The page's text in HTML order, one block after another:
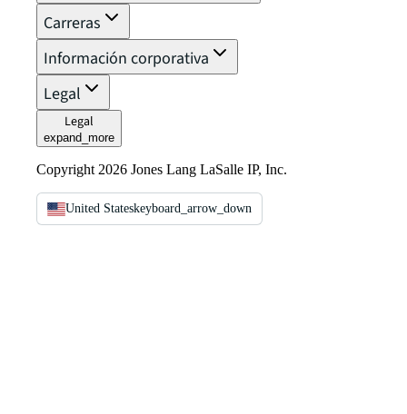
Carreras
Información corporativa
Legal
Legal
expand_more
Copyright 2026 Jones Lang LaSalle IP, Inc.
United Stateskeyboard_arrow_down